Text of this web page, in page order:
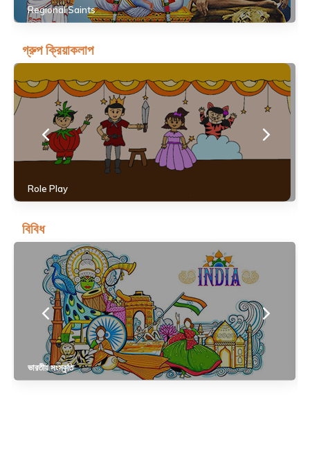
Regional Saints
গ্রুপ ক্রিয়াকলাপ
Role Play
বিবিধ
ভারতীয় সংস্কৃতি